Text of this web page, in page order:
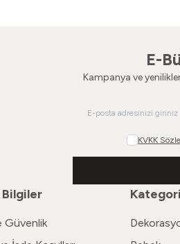
E-
Kampanya ve
KVKK
Güvenlik